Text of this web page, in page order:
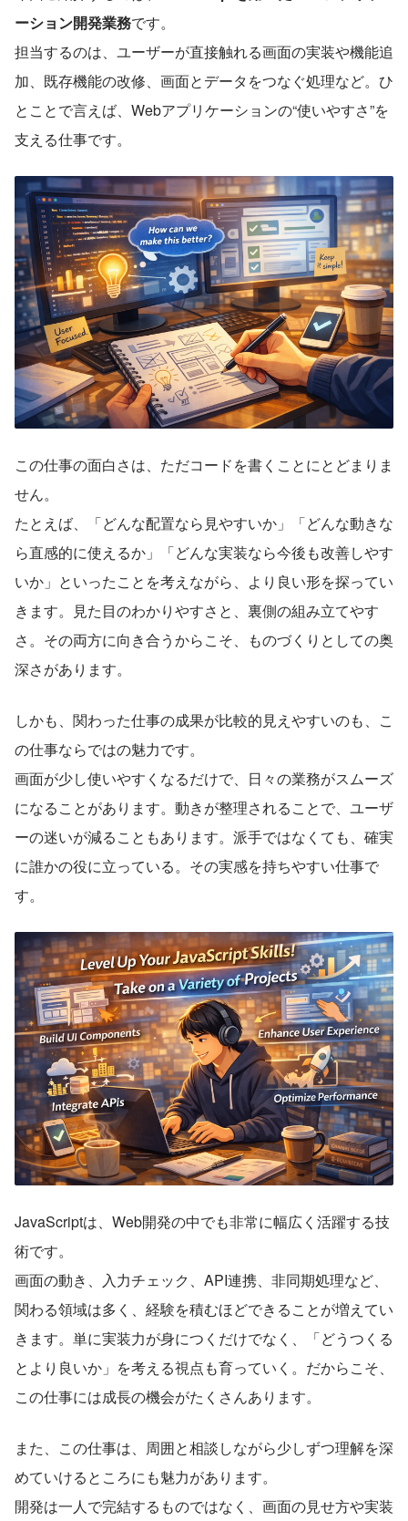
ーション開発業務です。
担当するのは、ユーザーが直接触れる画面の実装や機能追
加、既存機能の改修、画面とデータをつなぐ処理など。ひ
とことで言えば、Webアプリケーションの“使いやすさ”を
支える仕事です。
この仕事の面白さは、ただコードを書くことにとどまりま
せん。
たとえば、「どんな配置なら見やすいか」「どんな動きな
ら直感的に使えるか」「どんな実装なら今後も改善しやす
いか」といったことを考えながら、より良い形を探ってい
きます。見た目のわかりやすさと、裏側の組み立てやす
さ。その両方に向き合うからこそ、ものづくりとしての奥
深さがあります。
しかも、関わった仕事の成果が比較的見えやすいのも、こ
の仕事ならではの魅力です。
画面が少し使いやすくなるだけで、日々の業務がスムーズ
になることがあります。動きが整理されることで、ユーザ
ーの迷いが減ることもあります。派手ではなくても、確実
に誰かの役に立っている。その実感を持ちやすい仕事で
す。
JavaScriptは、Web開発の中でも非常に幅広く活躍する技
術です。
画面の動き、入力チェック、API連携、非同期処理など、
関わる領域は多く、経験を積むほどできることが増えてい
きます。単に実装力が身につくだけでなく、「どうつくる
とより良いか」を考える視点も育っていく。だからこそ、
この仕事には成長の機会がたくさんあります。
また、この仕事は、周囲と相談しながら少しずつ理解を深
めていけるところにも魅力があります。
開発は一人で完結するものではなく、画面の見せ方や実装